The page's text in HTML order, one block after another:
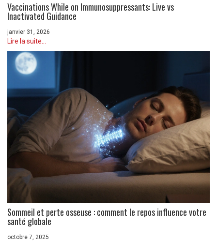
Vaccinations While on Immunosuppressants: Live vs
Inactivated Guidance
janvier 31, 2026
Lire la suite...
Sommeil et perte osseuse : comment le repos influence votre
santé globale
octobre 7, 2025